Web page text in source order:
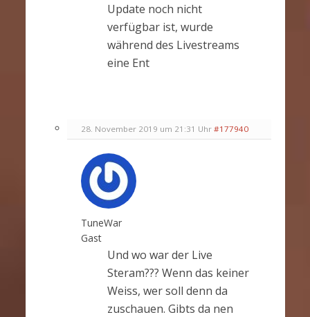
Update noch nicht
verfügbar ist, wurde
während des Livestreams
eine Ent
28. November 2019 um 21:31 Uhr #177940
TuneWar
Gast
Und wo war der Live
Steram??? Wenn das keiner
Weiss, wer soll denn da
zuschauen. Gibts da nen